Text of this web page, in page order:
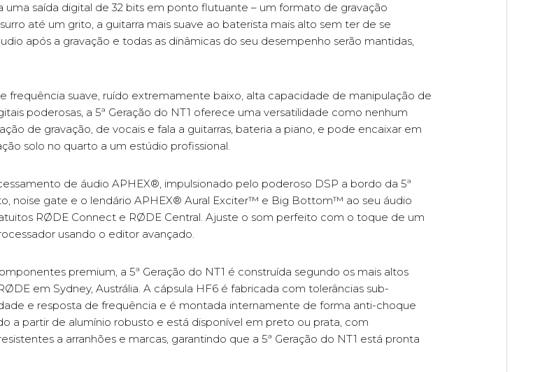
uma saída digital de 32 bits em ponto flutuante – um formato de gravação
até um grito, a guitarra mais suave ao baterista mais alto sem ter de se
após a gravação e todas as dinâmicas do seu desempenho serão mantidas,
frequência suave, ruído extremamente baixo, alta capacidade de manipulação de
poderosas, a 5ª Geração do NT1 oferece uma versatilidade como nenhum
de gravação, de vocais e fala a guitarras, bateria a piano, e pode encaixar em
solo no quarto a um estúdio profissional.
de áudio APHEX®, impulsionado pelo poderoso DSP a bordo da 5ª
noise gate e o lendário APHEX® Aural Exciter™ e Big Bottom™ ao seu áudio
RØDE Connect e RØDE Central. Ajuste o som perfeito com o toque de um
usando o editor avançado.
premium, a 5ª Geração do NT1 é construída segundo os mais altos
em Sydney, Austrália. A cápsula HF6 é fabricada com tolerâncias sub-
e resposta de frequência e é montada internamente de forma anti-choque
a partir de alumínio robusto e está disponível em preto ou prata, com
a arranhões e marcas, garantindo que a 5ª Geração do NT1 está pronta